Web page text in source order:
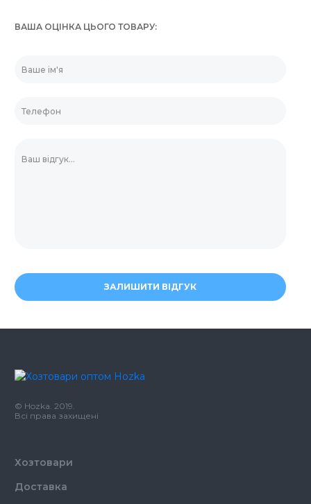
ВАША ОЦІНКА ЦЬОГО ТОВАРУ
ЗАЛИШИТИ ВІДГУК
© Hozka. 2019.
Всі права захищені
Хозтовари
Доставка